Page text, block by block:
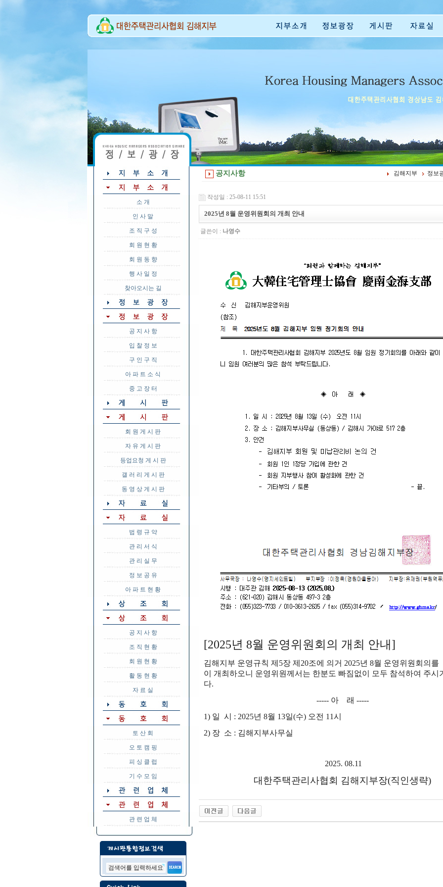
소 개
인 사 말
조 직 구 성
회 원 현 황
회 원 동 향
행 사 일 정
찾아오시는 길
공 지 사 항
입 찰 정 보
구 인 구 직
아 파 트 소 식
중 고 장 터
회 원 게 시 판
자 유 게 시 판
등업요청 게 시 판
갤 러 리 게 시 판
동 영 상 게 시 판
법 령 규 약
관 리 서 식
관 리 실 무
정 보 공 유
아 파 트 현 황
공 지 사 항
조 직 현 황
회 원 현 황
활 동 현 황
자 료 실
토 산 회
오 토 캠 핑
피 싱 클 럽
기 수 모 임
관 련 업 체
공지사항 김해지부 정보
작성일 : 25-08-11 15:51
2025년 8월 운영위원회의 개최 안내
글쓴이 : 나영수
[2025년 8월 운영위원회의 개최 안내]
김해지부 운영규칙 제5장 제20조에 의거 2025년 8월 운영위원회의를
이 개최하오니 운영위원께서는 한분도 빠짐없이 모두 참석하여 주시
다.
----- 아 래 -----
1) 일 시 : 2025년 8월 13일(수) 오전 11시
2) 장 소 : 김해지부사무실
2025. 08.11
대한주택관리사협회 김해지부장(직인생략)